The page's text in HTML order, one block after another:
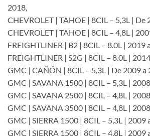
2018,
CHEVROLET | TAHOE | 8CIL – 5,3L | De
CHEVROLET | TAHOE | 8CIL – 4,8L |
FREIGHTLINER | B2 | 8CIL – 8.0L | 2019
FREIGHTLINER | S2G | 8CIL – 8.0L |
GMC | CAÑÓN | 8CIL – 5,3L | De 2009 a
GMC | SAVANA 1500 | 8CIL – 5,3L |
GMC | SAVANA 2500 | 8CIL – 4,8L |
GMC | SAVANA 3500 | 8CIL – 4,8L |
GMC | SIERRA 1500 | 8CIL – 5,3L | 2009
GMC | SIERRA 1500 | 8CIL – 4,8L | 2009